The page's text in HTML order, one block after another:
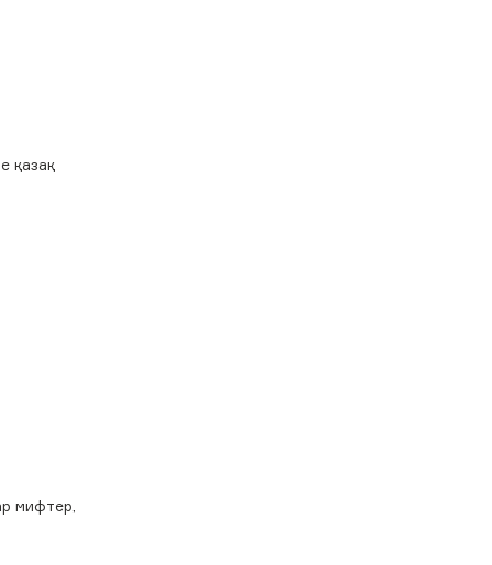
қазақ
мифтер,